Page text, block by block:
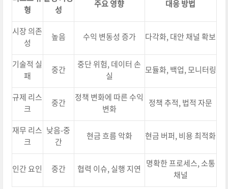
형
성
주요 영향 대응 방법
시장 의존
성
높음 수익 변동성 증가 다각화, 대안 채널 확보
기술적 실
패
중간
중단 위험, 데이터 손
실
모듈화, 백업, 모니터링
규제 리스
크
중간
정책 변화에 따른 수익
변화
정책 추적, 법적 자문
재무 리스
크
낮음-중
간
현금 흐름 악화 현금 버퍼, 비용 최적화
인간 요인 중간 협력 이슈, 실행 지연 명확한 프로세스, 소통
채널